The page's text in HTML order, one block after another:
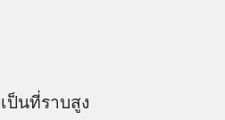
ป็น​ที่​ราบ​สูง